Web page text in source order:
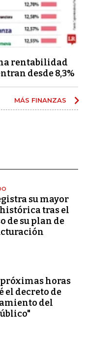
rentabilidad
desde 8,3%
MÁS FINANZAS
su mayor
tras el
de su plan de
próximas horas
el decreto de
del